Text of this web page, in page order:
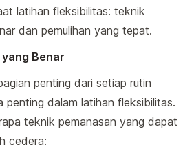
latihan fleksibilitas: teknik
dan pemulihan yang tepat.
Benar
penting dari setiap rutin
penting dalam latihan fleksibilitas.
teknik pemanasan yang dapat
cedera: